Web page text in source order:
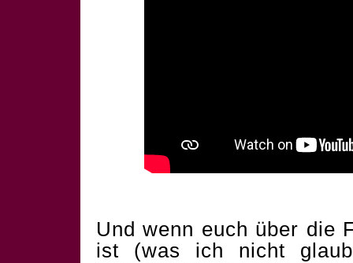
Und wenn euch über die
ist (was ich nicht